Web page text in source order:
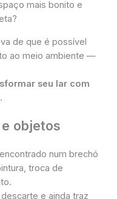
mais bonito e
de que é possível
ao meio ambiente —
seu lar com
.
objetos
num brechó
troca de
e ainda traz